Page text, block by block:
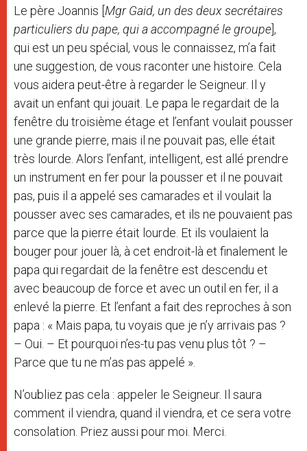
Le père Joannis [Mgr Gaid, un des deux secrétaires
particuliers du pape, qui a accompagné le groupe],
qui est un peu spécial, vous le connaissez, m’a fait
une suggestion, de vous raconter une histoire. Cela
vous aidera peut-être à regarder le Seigneur. Il y
avait un enfant qui jouait. Le papa le regardait de la
fenêtre du troisième étage et l’enfant voulait pousser
une grande pierre, mais il ne pouvait pas, elle était
très lourde. Alors l’enfant, intelligent, est allé prendre
un instrument en fer pour la pousser et il ne pouvait
pas, puis il a appelé ses camarades et il voulait la
pousser avec ses camarades, et ils ne pouvaient pas
parce que la pierre était lourde. Et ils voulaient la
bouger pour jouer là, à cet endroit-là et finalement le
papa qui regardait de la fenêtre est descendu et
avec beaucoup de force et avec un outil en fer, il a
enlevé la pierre. Et l’enfant a fait des reproches à son
papa : « Mais papa, tu voyais que je n’y arrivais pas ?
– Oui. – Et pourquoi n’es-tu pas venu plus tôt ? –
Parce que tu ne m’as pas appelé ».
N’oubliez pas cela : appeler le Seigneur. Il saura
comment il viendra, quand il viendra, et ce sera votre
consolation. Priez aussi pour moi. Merci.